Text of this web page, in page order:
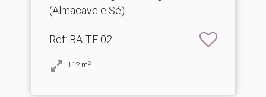
(Almacave e Sé)
Ref: BA-TE 02
112 m2